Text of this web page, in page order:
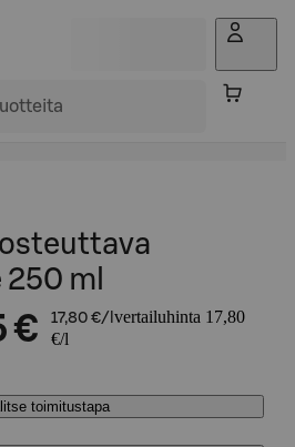
ml
€ 17,80 €/l vertailuhinta 17,80
€/l
toimitustapa